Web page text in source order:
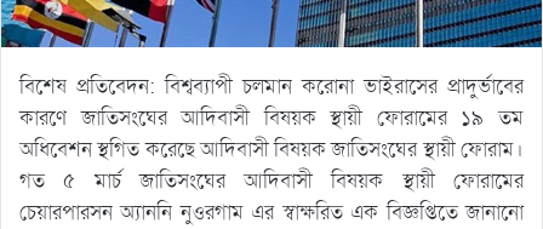
বিশেষ প্রতিবেদন: বিশ্বব্যাপী চলমান করোনা ভাইরাসের প্রাদুর্ভাবের
কারণে জাতিসংঘের আদিবাসী বিষয়ক স্থায়ী ফোরামের ১৯ তম
অধিবেশন স্থগিত করেছে আদিবাসী বিষয়ক জাতিসংঘের স্থায়ী ফোরাম।
গত ৫ মার্চ জাতিসংঘের আদিবাসী বিষয়ক স্থায়ী ফোরামের
চেয়ারপারসন অ্যাননি নুওরগাম এর স্বাক্ষরিত এক বিজ্ঞপ্তিতে জানানো